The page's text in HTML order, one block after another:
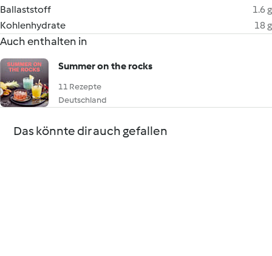
Ballaststoff
1.6 g
Kohlenhydrate
18 g
Auch enthalten in
Summer on the rocks
11 Rezepte
Deutschland
Das könnte dir auch gefallen